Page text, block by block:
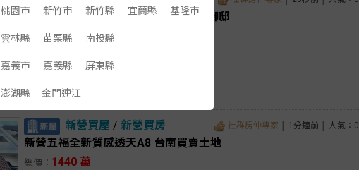
桃園市 新竹市 新竹縣 宜蘭縣 基隆市
雲林縣 苗栗縣 南投縣
嘉義市 嘉義縣 屏東縣
澎湖縣 金門連江
基隆房仲達人 劉銘傳路一樓三房奢華御邸
總價：1380 萬
坪數：28.36 坪
類型：住宅/公寓
新營買屋 / 新營買房 社群房仲專家 │ 1分鐘前 │ 人氣：0
新營五福全新質感透天A8 台南買賣土地
總價： 1440 萬